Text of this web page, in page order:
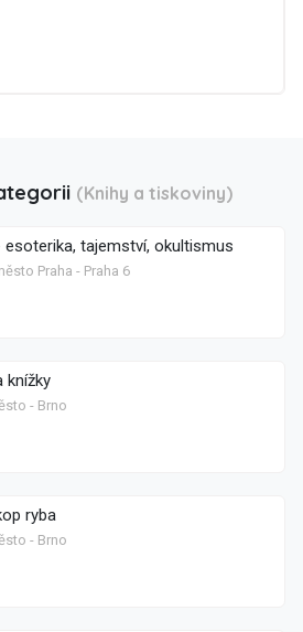
(Knihy a tiskoviny)
esoterika, tajemství, okultismus
Praha - Praha 6
knížky
- Brno
ryba
- Brno